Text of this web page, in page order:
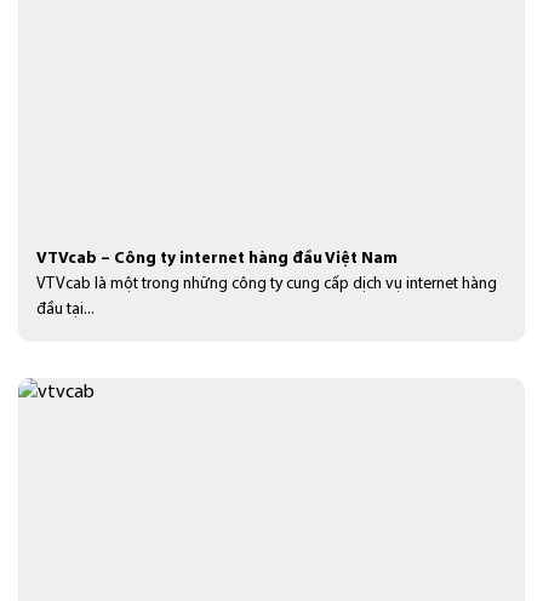
VTVcab – Công ty internet hàng đầu Việt Nam
VTVcab là một trong những công ty cung cấp dịch vụ internet hàng
đầu tại...